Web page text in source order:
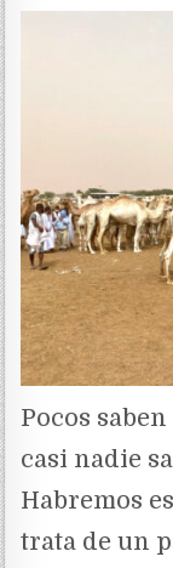
Pocos
casi nadie
Habremos
trata de un